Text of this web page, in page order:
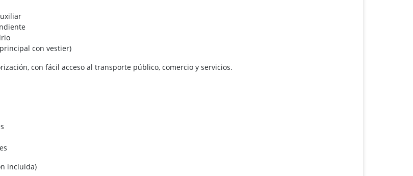
con vestier)
con fácil acceso al transporte público, comercio y servicios.
incluida)